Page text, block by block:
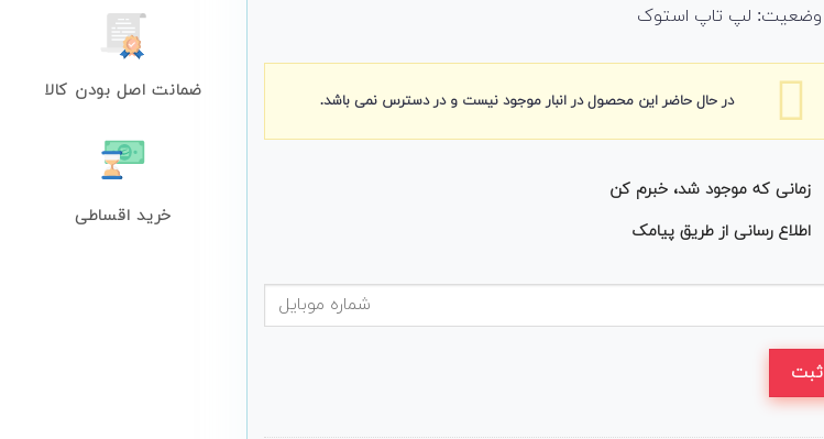
وضعیت: لپ تاپ استوک
در حال حاضر این محصول در انبار موجود نیست و در دسترس نمی باشد.
زمانی که موجود شد، خبرم کن
اطلاع رسانی از طریق پیامک
ثبت
ضمانت اصل بودن کالا
خرید اقساطی